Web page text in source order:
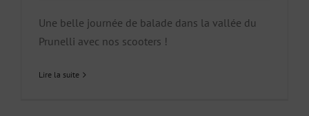
Une belle journée de balade dans la vallée du
Prunelli avec nos scooters !
Lire la suite